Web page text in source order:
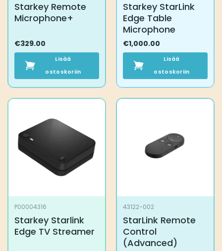
Starkey Remote
Microphone+
€329.00
Lisää
ostoskoriin
Starkey StarLink
Edge Table
Microphone
€1,000.00
Lisää
ostoskoriin
P00004316
Starkey Starlink
Edge TV Streamer
43122-002
StarLink Remote
Control
(Advanced)